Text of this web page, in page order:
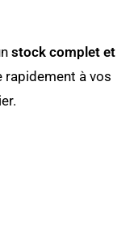
stock complet et
rapidement à vos